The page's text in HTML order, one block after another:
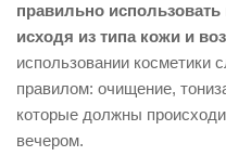
правильно
исходя из типа кожи и
использовании косметики
правилом: очищение,
которые должны
вечером.